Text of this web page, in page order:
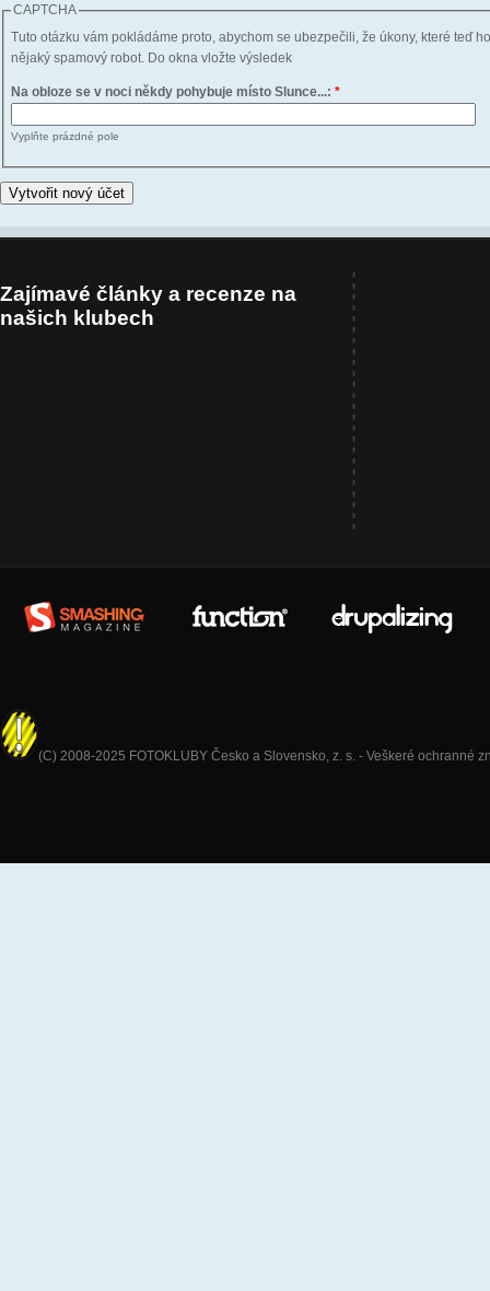
CAPTCHA
Tuto otázku vám pokládáme proto, abychom se ubezpečili, že úkony, které teď
nějaký spamový robot. Do okna vložte výsledek
Na obloze se v noci někdy pohybuje místo Slunce...: *
Vyplňte prázdné pole
Zajímavé články a recenze na
našich klubech
(C) 2008-2025 FOTOKLUBY Česko a Slovensko, z. s. - Veškeré ochranné